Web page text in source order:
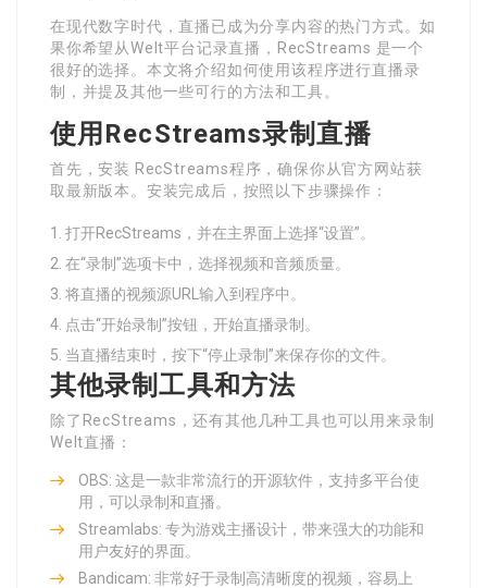
在现代数字时代，直播已成为分享内容的热门方式。如
果你希望从Welt平台记录直播，RecStreams 是一个
很好的选择。本文将介绍如何使用该程序进行直播录
制，并提及其他一些可行的方法和工具。
使用RecStreams录制直播
首先，安装 RecStreams程序，确保你从官方网站获
取最新版本。安装完成后，按照以下步骤操作：
打开RecStreams，并在主界面上选择“设置”。
在“录制”选项卡中，选择视频和音频质量。
将直播的视频源URL输入到程序中。
点击“开始录制”按钮，开始直播录制。
当直播结束时，按下“停止录制”来保存你的文件。
其他录制工具和方法
除了RecStreams，还有其他几种工具也可以用来录制
Welt直播：
OBS: 这是一款非常流行的开源软件，支持多平台使
用，可以录制和直播。
Streamlabs: 专为游戏主播设计，带来强大的功能和
用户友好的界面。
Bandicam: 非常好于录制高清晰度的视频，容易上